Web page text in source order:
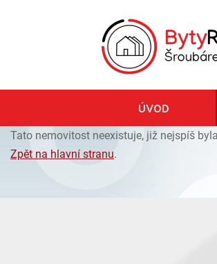
ÚVOD
Tato nemovitost neexistuje, již nejspíš
Zpět na hlavní stranu.